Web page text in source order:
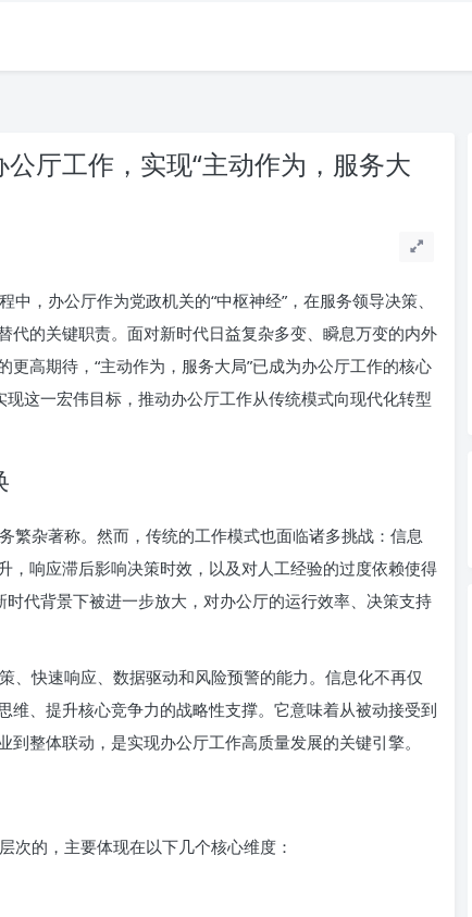
厅工作，实现“主动作为，服务大
，办公厅作为党政机关的“中枢神经”，在服务领导决策、
代的关键职责。面对新时代日益复杂多变、瞬息万变的内外
高期待，“主动作为，服务大局”已成为办公厅工作的核心
这一宏伟目标，推动办公厅工作从传统模式向现代化转型
繁杂著称。然而，传统的工作模式也面临诸多挑战：信息
，响应滞后影响决策时效，以及对人工经验的过度依赖使得
代背景下被进一步放大，对办公厅的运行效率、决策支持
、快速响应、数据驱动和风险预警的能力。信息化不再仅
维、提升核心竞争力的战略性支撑。它意味着从被动接受到
整体联动，是实现办公厅工作高质量发展的关键引擎。
次的，主要体现在以下几个核心维度：